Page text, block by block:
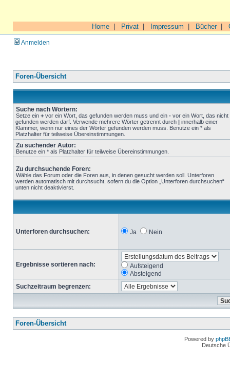
Home Privat Impressum Bücher|
Anmelden
Foren-Übersicht
Suche nach Wörtern:
Setze ein + vor ein Wort, das gefunden werden muss und ein - vor ein Wort, das nicht
gefunden werden darf. Verwende mehrere Wörter getrennt durch | innerhalb einer
Klammer, wenn nur eines der Wörter gefunden werden muss. Benutze ein * als
Platzhalter für teilweise Übereinstimmungen.
Zu suchender Autor:
Benutze ein * als Platzhalter für teilweise Übereinstimmungen.
Zu durchsuchende Foren:
Wähle das Forum oder die Foren aus, in denen gesucht werden soll. Unterforen
werden automatisch mit durchsucht, sofern du die Option „Unterforen durchsuchen“
unten nicht deaktivierst.
Unterforen durchsuchen: Ja Nein
Ergebnisse sortieren nach:
Aufsteigend
Absteigend
Suchzeitraum begrenzen:
Foren-Übersicht
Powered by
Deutsche